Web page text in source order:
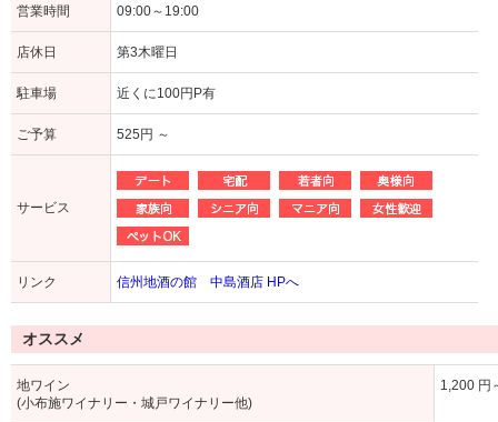
営業時間 09:00～19:00
店休日 第3木曜日
駐車場 近くに100円P有
ご予算 525円 ～
サービス
リンク 信州地酒の館 中島酒店 HPへ
オススメ
地ワイン
(小布施ワイナリー・城戸ワイナリー他)
1,200 円